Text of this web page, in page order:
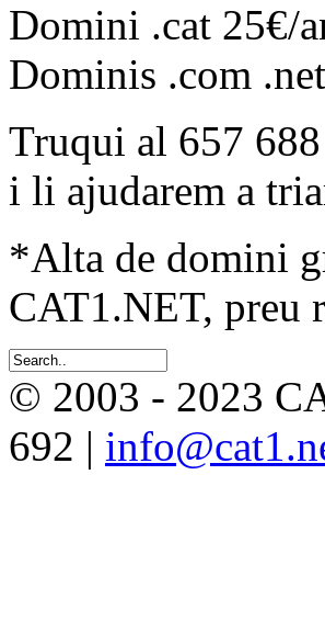
Domini .cat 25€/
Dominis .com
Truqui al 657
i li ajudarem a
*Alta de domini
CAT1.NET, preu
© 2003 - 2023
692 |